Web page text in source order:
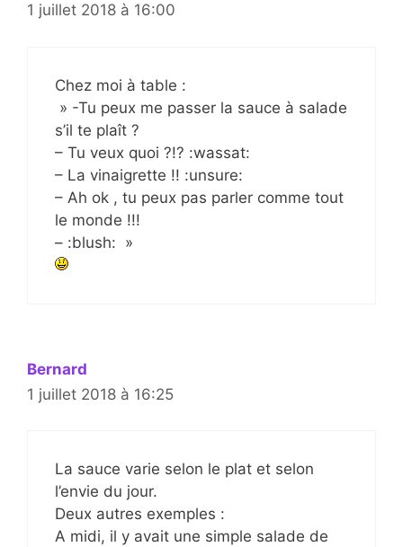
1 juillet 2018 à 16:00
Chez moi à table :
» -Tu peux me passer la sauce à salade
s’il te plaît ?
– Tu veux quoi ?!? :wassat:
– La vinaigrette !! :unsure:
– Ah ok , tu peux pas parler comme tout
le monde !!!
– :blush: »
Bernard
1 juillet 2018 à 16:25
La sauce varie selon le plat et selon
l’envie du jour.
Deux autres exemples :
A midi, il y avait une simple salade de